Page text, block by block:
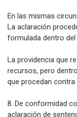
En las mismas
La aclaración
formulada dentro
La providencia que
recursos, pero
que procedan contra
8. De conformidad
aclaración de